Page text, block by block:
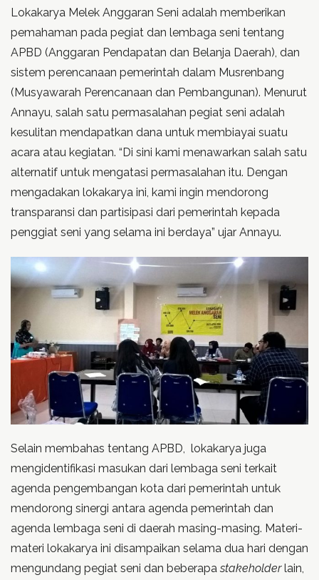
Lokakarya Melek Anggaran Seni adalah memberikan
pemahaman pada pegiat dan lembaga seni tentang
APBD (Anggaran Pendapatan dan Belanja Daerah), dan
sistem perencanaan pemerintah dalam Musrenbang
(Musyawarah Perencanaan dan Pembangunan). Menurut
Annayu, salah satu permasalahan pegiat seni adalah
kesulitan mendapatkan dana untuk membiayai suatu
acara atau kegiatan. “Di sini kami menawarkan salah satu
alternatif untuk mengatasi permasalahan itu. Dengan
mengadakan lokakarya ini, kami ingin mendorong
transparansi dan partisipasi dari pemerintah kepada
penggiat seni yang selama ini berdaya” ujar Annayu.
Selain membahas tentang APBD, lokakarya juga
mengidentifikasi masukan dari lembaga seni terkait
agenda pengembangan kota dari pemerintah untuk
mendorong sinergi antara agenda pemerintah dan
agenda lembaga seni di daerah masing-masing. Materi-
materi lokakarya ini disampaikan selama dua hari dengan
mengundang pegiat seni dan beberapastakeholderlain,